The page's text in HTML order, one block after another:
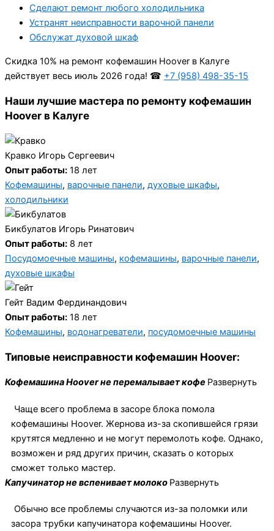
Сделают ремонт любого холодильника
Устранят неисправности варочной панели
Обслужат духовой шкаф
Cкидка 10% на ремонт кофемашин Hoover в Калуге
действует весь июль 2026 года! ☎ +7 (958) 498-35-15
Наши лучшие мастера по ремонту кофемашин
Hoover в Калуге
Кравко Игорь Сергеевич
Опыт работы: 18 лет
Кофемашины, варочные панели, духовые шкафы,
холодильники
Бикбулатов Игорь Ринатович
Опыт работы: 8 лет
Посудомоечные машины, кофемашины, варочные панели,
духовые шкафы
Гейт Вадим Фердинандович
Опыт работы: 18 лет
Кофемашины, водонагреватели, посудомоечные машины
Типовые неисправности кофемашин Hoover:
Кофемашина Hoover не перемалывает кофе Развернуть
Чаще всего проблема в засоре блока помола
кофемашины Hoover. Жернова из-за скопившейся грязи
крутятся медленно и не могут перемолоть кофе. Однако,
возможен и ряд других причин, сказать о которых
сможет только мастер.
Капучинатор не вспенивает молоко Развернуть
Обычно все проблемы случаются из-за поломки или
засора трубки капучинатора кофемашины Hoover.